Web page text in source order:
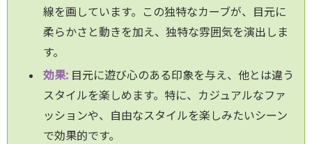
線を画しています。この独特なカーブが、目元に
柔らかさと動きを加え、独特な雰囲気を演出しま
す。
効果: 目元に遊び心のある印象を与え、他とは違う
スタイルを楽しめます。特に、カジュアルなファ
ッションや、自由なスタイルを楽しみたいシーン
で効果的です。